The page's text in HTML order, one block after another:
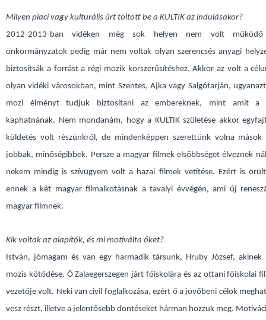
Milyen piaci vagy kulturális űrt töltött be a KULTIK az indulásakor?
2012-2013-ban vidéken még sok helyen nem volt
önkormányzatok pedig már nem voltak olyan szerencsés anyagi
biztosítsák a forrást a régi mozik korszerűsítéshez. Akkor az volt a
olyan vidéki városokban, mint Szentes, Ajka vagy Salgótarján,
mozi élményt tudjuk biztosítani az embereknek, mint amit a
kaphatnának. Nem mondanám, hogy a KULTIK születése akkor
küldetés volt részünkről, de mindenképpen szerettünk volna mások
jobbak, minőségibbek. Persze a magyar filmek elsőbbséget élveznek
nekem mindig is szívügyem volt a hazai filmek vetítése. Ezért is
ennek a két magyar filmalkotásnak a tavalyi évvégén, ami új
magyar filmnek.
Kik voltak az alapítók, és mi motiválta őket?
István, jómagam és van egy harmadik társunk, Hruby József, akinek
mozis kötődése. Ő Zalaegerszegen járt főiskolára és az ottani főiskolai
vezetője volt. Neki van civil foglalkozása, ezért ő a jövőbeni célok
vesz részt, illetve a jelentősebb döntéseket hárman hozzuk meg.